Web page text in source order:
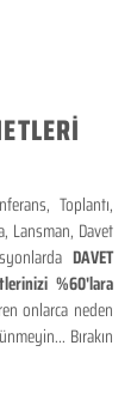
Toplantı,
Lansman, Davet
DAVET
%60'lara
onlarca neden
Bırakın